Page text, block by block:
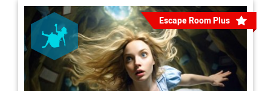
Escape Room Plus